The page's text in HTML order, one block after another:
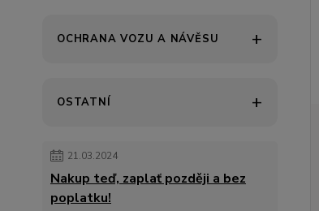
OCHRANA VOZU A NÁVĚSU
OSTATNÍ
21.03.2024
Nakup teď, zaplať později a bez
poplatku!